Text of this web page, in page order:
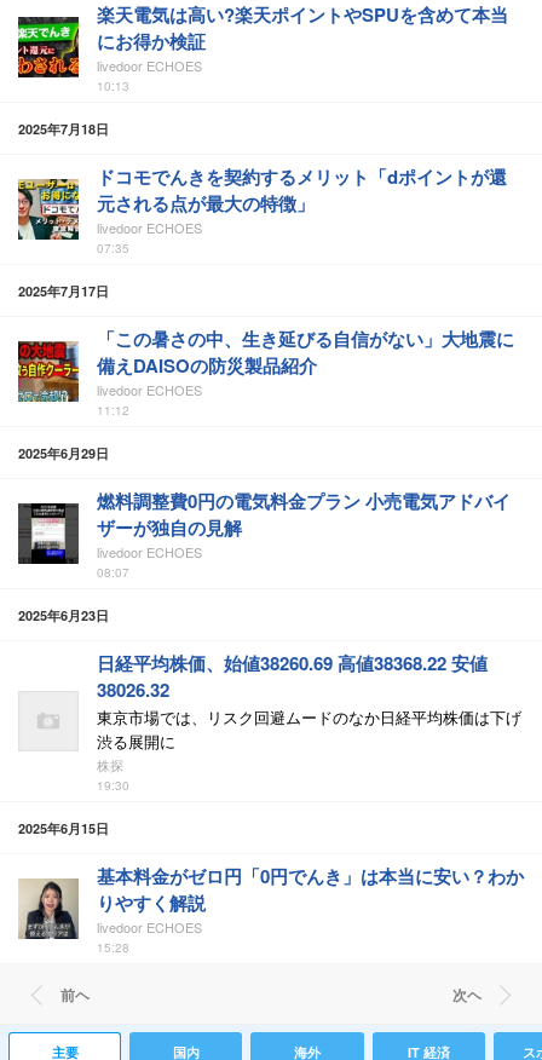
楽天電気は高い?楽天ポイントやSPUを含めて本当
にお得か検証
livedoor ECHOES
10:13
2025年7月18日
ドコモでんきを契約するメリット「dポイントが還
元される点が最大の特徴」
livedoor ECHOES
07:35
2025年7月17日
「この暑さの中、生き延びる自信がない」大地震に
備えDAISOの防災製品紹介
livedoor ECHOES
11:12
2025年6月29日
燃料調整費0円の電気料金プラン 小売電気アドバイ
ザーが独自の見解
livedoor ECHOES
08:07
2025年6月23日
日経平均株価、始値38260.69 高値38368.22 安値
38026.32
東京市場では、リスク回避ムードのなか日経平均株価は下げ
渋る展開に
株探
19:30
2025年6月15日
基本料金がゼロ円「0円でんき」は本当に安い？わか
りやすく解説
livedoor ECHOES
15:28
前ヘ 次ヘ
主要 国内 海外 IT 経済 ス